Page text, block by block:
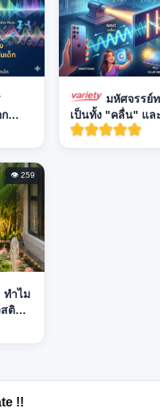
ด็ก
มหัศจรรย์
เป็นทั้ง "คลื่น" แล
เปลี่ยนโลกเราอย่า
👁 259
ำไม
ติ
!!